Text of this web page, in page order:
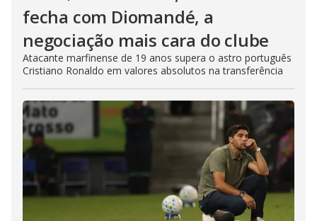
fecha com Diomandé, a
negociação mais cara do clube
Atacante marfinense de 19 anos supera o astro português
Cristiano Ronaldo em valores absolutos na transferência